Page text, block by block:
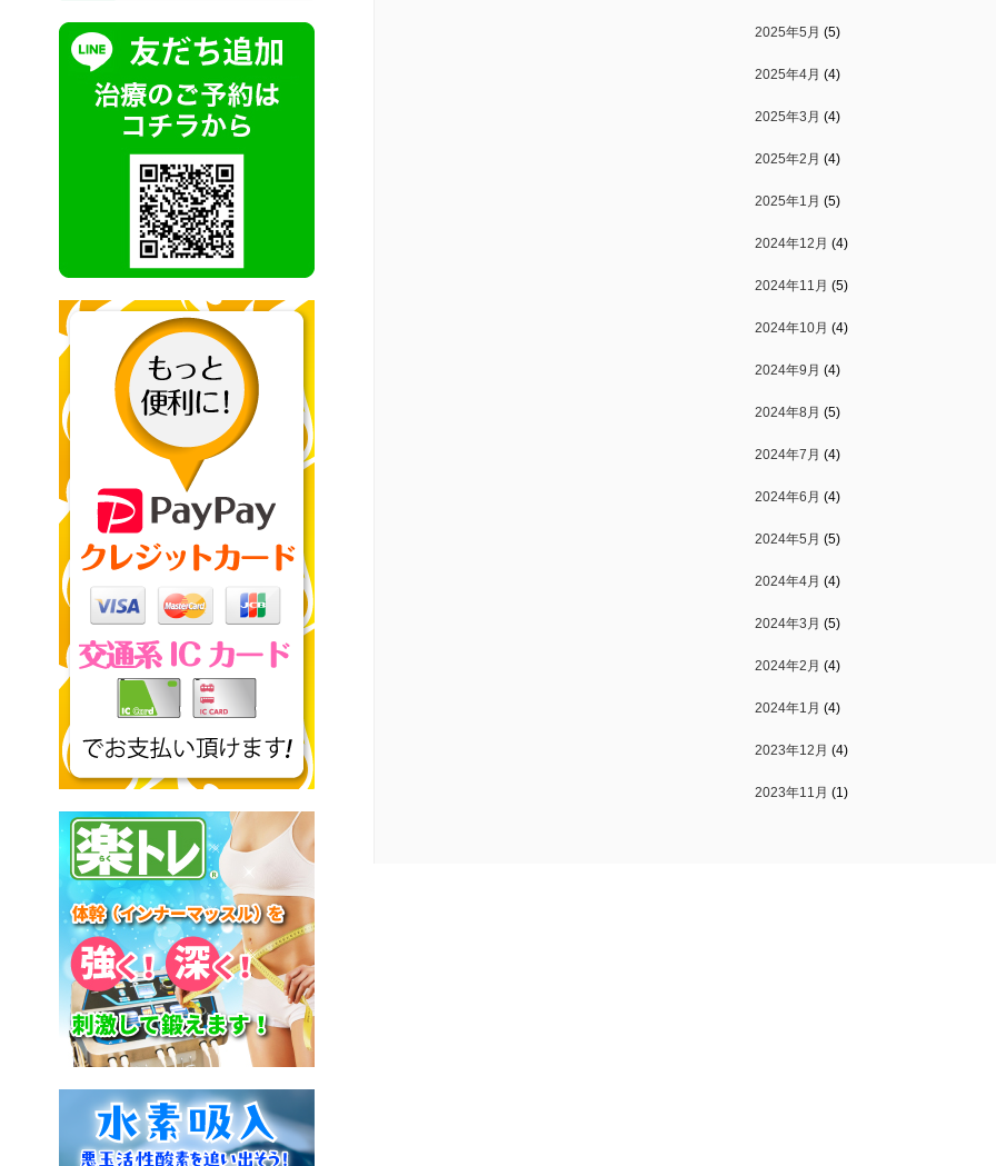
2025年5月 (5)
2025年4月 (4)
2025年3月 (4)
2025年2月 (4)
2025年1月 (5)
2024年12月 (4)
2024年11月 (5)
2024年10月 (4)
2024年9月 (4)
2024年8月 (5)
2024年7月 (4)
2024年6月 (4)
2024年5月 (5)
2024年4月 (4)
2024年3月 (5)
2024年2月 (4)
2024年1月 (4)
2023年12月 (4)
2023年11月 (1)